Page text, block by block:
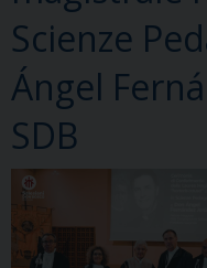
Scienze
Ángel
SDB